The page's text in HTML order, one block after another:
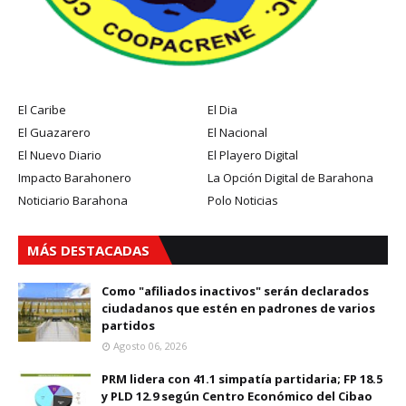
El Caribe
El Dia
El Guazarero
El Nacional
El Nuevo Diario
El Playero Digital
Impacto Barahonero
La Opción Digital de Barahona
Noticiario Barahona
Polo Noticias
MÁS DESTACADAS
Como "afiliados inactivos" serán declarados
ciudadanos que estén en padrones de varios
partidos
Agosto 06, 2026
PRM lidera con 41.1 simpatía partidaria; FP 18.5
y PLD 12.9 según Centro Económico del Cibao